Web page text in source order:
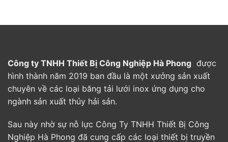
Công ty TNHH Thiết Bị Công Nghiệp Hà Phong được
hình thành năm 2019 ban đầu là một xưởng sản xuất
chuyên về các loại băng tải lưới inox ứng dụng cho
ngành sản xuất thủy hải sản.
Sau này nhờ sự nỗ lực Công Ty TNHH Thiết Bị Công
Nghiệp Hà Phong đã cung cấp các loại thiết bị truyền